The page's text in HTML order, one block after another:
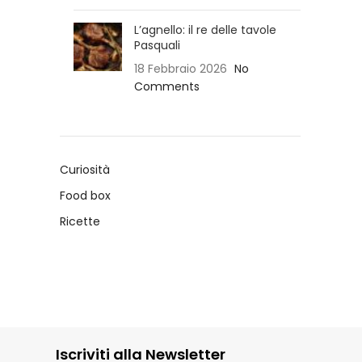
L’agnello: il re delle tavole
Pasquali
18 Febbraio 2026 No
Comments
Curiosità
Food box
Ricette
Iscriviti alla Newsletter